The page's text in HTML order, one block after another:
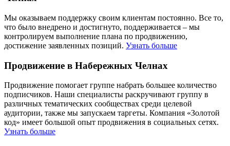
Мы оказываем поддержку своим клиентам постоянно. Все то,
что было внедрено и достигнуто, поддерживается – мы
контролируем выполнение плана по продвижению,
достижение заявленных позиций. Узнать больше
Продвижение в Набережных Челнах
Продвижение помогает группе набрать большее количество
подписчиков. Наши специалисты раскручивают группу в
различных тематических сообществах среди целевой
аудитории, также мы запускаем таргеты. Компания «Золотой
код» имеет большой опыт продвижения в социальных сетях.
Узнать больше